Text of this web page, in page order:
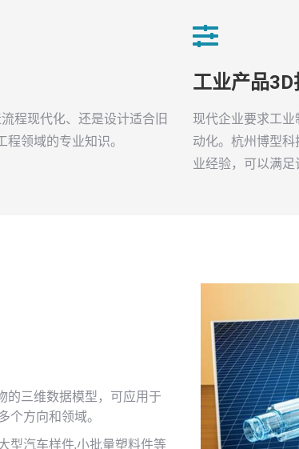
程现代化、还是设计适合旧
领域的专业知识。
工业产品3D
现代企业要求工
动化。杭州博型
业经验，可以满足
的三维数据模型，可应用于
个方向和领域。
型汽车样件,小批量塑料件等